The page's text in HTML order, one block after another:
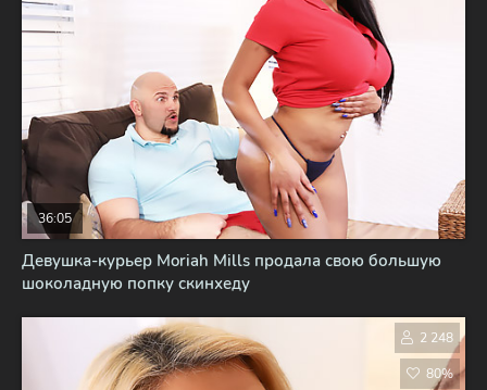
Девушка-курьер Moriah Mills продала свою большую
шоколадную попку скинхеду
36:05
2 248
80%